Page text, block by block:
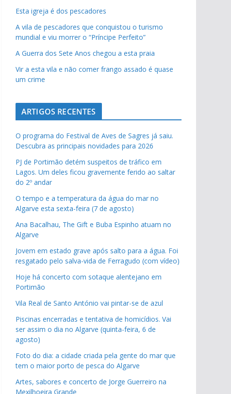
Esta igreja é dos pescadores
A vila de pescadores que conquistou o turismo
mundial e viu morrer o “Príncipe Perfeito”
A Guerra dos Sete Anos chegou a esta praia
Vir a esta vila e não comer frango assado é quase
um crime
ARTIGOS RECENTES
O programa do Festival de Aves de Sagres já saiu.
Descubra as principais novidades para 2026
PJ de Portimão detém suspeitos de tráfico em
Lagos. Um deles ficou gravemente ferido ao saltar
do 2º andar
O tempo e a temperatura da água do mar no
Algarve esta sexta-feira (7 de agosto)
Ana Bacalhau, The Gift e Buba Espinho atuam no
Algarve
Jovem em estado grave após salto para a água. Foi
resgatado pelo salva-vida de Ferragudo (com vídeo)
Hoje há concerto com sotaque alentejano em
Portimão
Vila Real de Santo António vai pintar-se de azul
Piscinas encerradas e tentativa de homicídios. Vai
ser assim o dia no Algarve (quinta-feira, 6 de
agosto)
Foto do dia: a cidade criada pela gente do mar que
tem o maior porto de pesca do Algarve
Artes, sabores e concerto de Jorge Guerreiro na
Mexilhoeira Grande